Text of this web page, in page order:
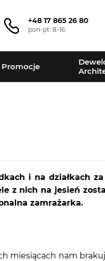
+48 17 865 26 80
pon-pt: 8-16
Promocje
i na działkach
z nich na jesień
zamrażarka.
miesiącach nam